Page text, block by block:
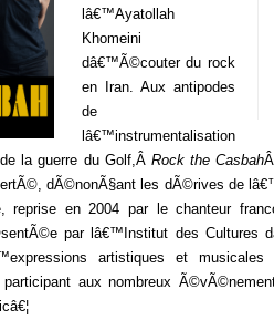
lâ€™Ayatollah
Khomeini
dâ€™Ã©couter du rock
en Iran. Aux antipodes
de
lâ€™instrumentalisation
la guerre du Golf,ÂRock the CasbahÂ
dÃ©nonÃ§ant les dÃ©rives de
en 2004 par le chanteur
par lâ€™Institut des Cultures
artistiques et
aux nombreux